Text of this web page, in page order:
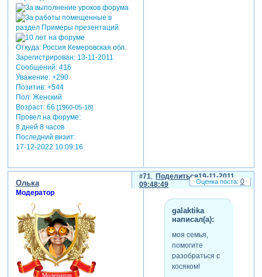
Откуда:Россия Кемеровская обл.
Зарегистрирован: 13-11-2011
Сообщений:416
Уважение: +290
Позитив: +544
Пол:Женский
Возраст:66 [1960-05-18]
Провел на форуме:
8 дней 8 часов
Последний визит:
17-12-2022 10:09:16
Поделиться
71
19-11-2011
09:48:49
Олька
Модератор
galaktika
написал(а):
моя семья,
помогите
разобраться с
косяком!
0